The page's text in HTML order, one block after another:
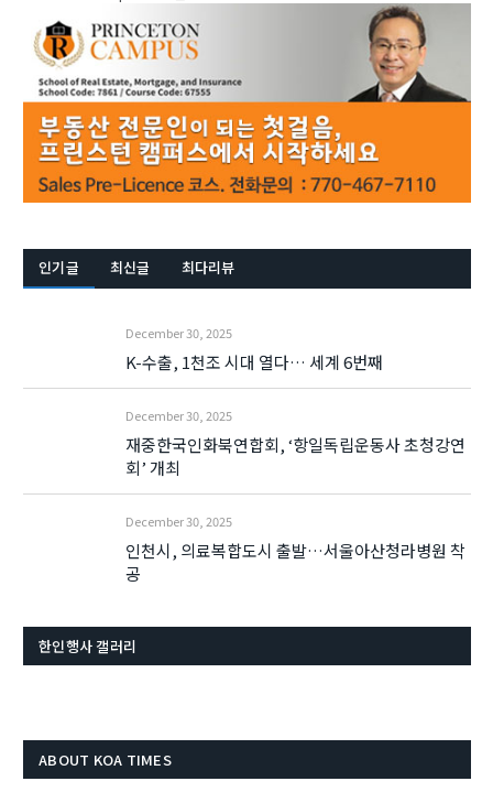
인기글 최신글 최다리뷰
December 30, 2025
K-수출, 1천조 시대 열다… 세계 6번째
December 30, 2025
재중한국인화북연합회, ‘항일독립운동사 초청강연
회’ 개최
December 30, 2025
인천시, 의료복합도시 출발…서울아산청라병원 착
공
한인행사 갤러리
ABOUT KOA TIMES